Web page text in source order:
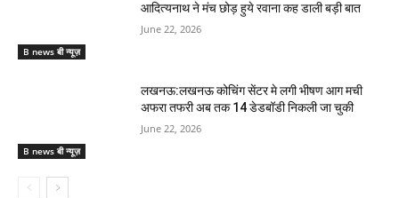
B news बी न्यूज़
आदित्यनाथ ने मंच छोड़ हुये रवाना कह डाली बड़ी बात
June 22, 2026
B news बी न्यूज़
लखनऊ:लखनऊ कोचिंग सेंटर मे लगी भीषण आग मची
अफरा तफरी अब तक 14 डेडबॉडी निकली जा चुकी
June 22, 2026